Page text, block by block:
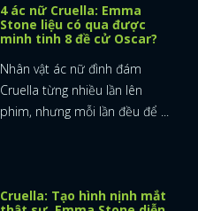
4 ác nữ Cruella: Emma
Stone liệu có qua được
minh tinh 8 đề cử Oscar?
Nhân vật ác nữ đình đám
Cruella từng nhiều lần lên
phim, nhưng mỗi lần đều để ...
Cruella: Tạo hình nịnh mắt